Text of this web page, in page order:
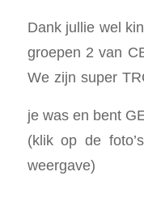
Dank jullie wel
groepen 2 van
We zijn super
je was en bent
(klik op de
weergave)